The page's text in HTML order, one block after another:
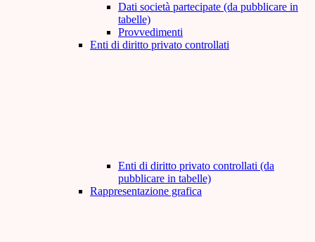
Dati società partecipate (da pubblicare in
tabelle)
Provvedimenti
Enti di diritto privato controllati
Enti di diritto privato controllati (da
pubblicare in tabelle)
Rappresentazione grafica